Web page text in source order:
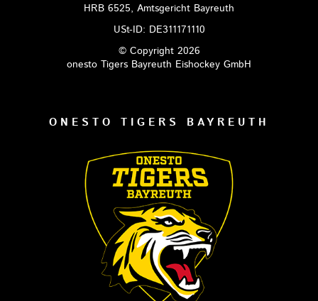
HRB 6525, Amtsgericht Bayreuth
USt-ID: DE311171110
© Copyright 2026
onesto Tigers Bayreuth Eishockey GmbH
ONESTO TIGERS BAYREUTH